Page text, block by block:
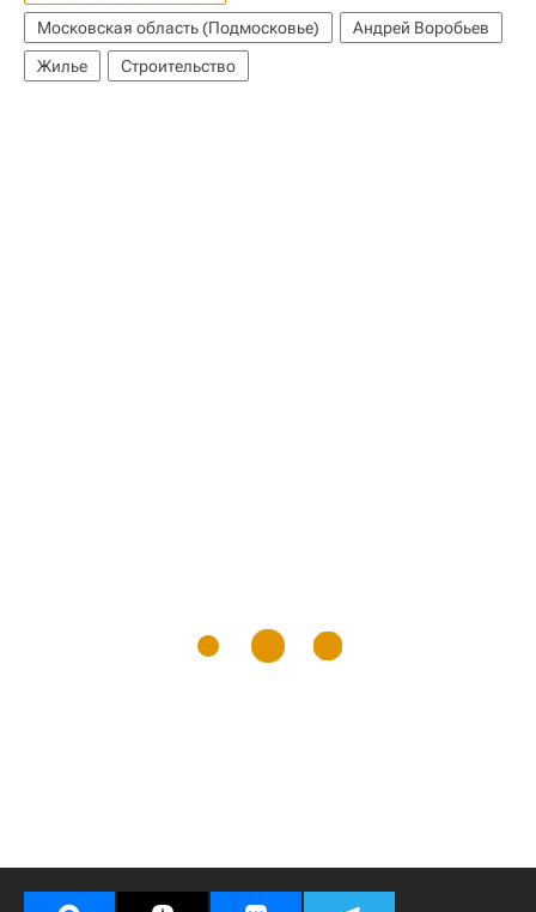
Московская область (Подмосковье)
Андрей Воробьев
Жилье
Строительство